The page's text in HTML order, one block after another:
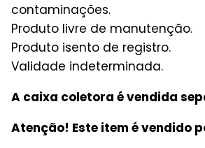
contaminações.
Produto livre de manutenção.
Produto isento de registro.
Validade indeterminada.
A caixa coletora é vendida
Atenção! Este item é vendido